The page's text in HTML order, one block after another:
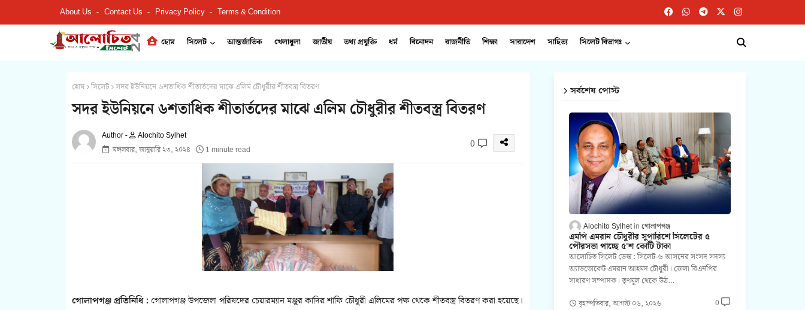
About Us Contact Us Privacy Policy Terms & Condition
হোম সিলেট আন্তর্জাতিক খেলাধুলা জাতীয় তথ্য প্রযুক্তি ধর্ম বিনোদন রাজনীতি শিক্ষা সারাদেশ সাহিত্য সিলেট বিভাগঃ
হোম সিলেট সদর ইউনিয়নে ৬শতাধিক শীতার্তদের মাঝে এলিম চৌধুরীর শীতবস্ত্র বিতরণ
সদর ইউনিয়নে ৬শতাধিক শীতার্তদের মাঝে এলিম চৌধুরীর শীতবস্ত্র বিতরণ
Alochito Sylhet
মঙ্গলবার, জানুয়ারি ২৩, ২০২৪
1 minute read 0
গোলাপগঞ্জ প্রতিনিধি : গোলাপগঞ্জ উপজেলা পরিষদের চেয়ারম্যান মঞ্জুর কাদির শাফি চৌধুরী এলিমের পক্ষ থেকে শীতবস্ত্র বিতরণ করা হয়েছে।
সর্বশেষ পোস্ট
Alochito Sylhet গোলাপগঞ্জ
এমপি এমরান চৌধুরীর সুপারিশে সিলেটের ৫
পৌরসভা পাচ্ছে ৫'শ কোটি টাকা
আলোচিত সিলেট ডেস্ক : সিলেট-৬ আসনের সংসদ সদস্য
অ্যাডভোকেট এমরান আহমদ চৌধুরী। জেলা বিএনপির
সাধারণ সম্পাদক। তৃণমূল থেকে উঠ…
বৃহস্পতিবার, আগস্ট ০৬, ২০২৬ 0